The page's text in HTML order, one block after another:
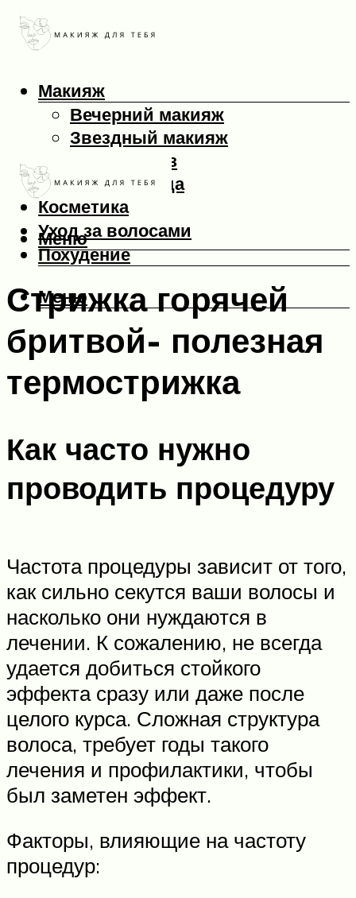
Макияж
Вечерний макияж
Звездный макияж
Макияж глаз
Макияж лица
Косметика
Уход за волосами
Похудение
Меню
Меню
Стрижка горячей
бритвой- полезная
термострижка
Как часто нужно
проводить процедуру
Частота процедуры зависит от того,
как сильно секутся ваши волосы и
насколько они нуждаются в
лечении. К сожалению, не всегда
удается добиться стойкого
эффекта сразу или даже после
целого курса. Сложная структура
волоса, требует годы такого
лечения и профилактики, чтобы
был заметен эффект.
Факторы, влияющие на частоту
процедур: